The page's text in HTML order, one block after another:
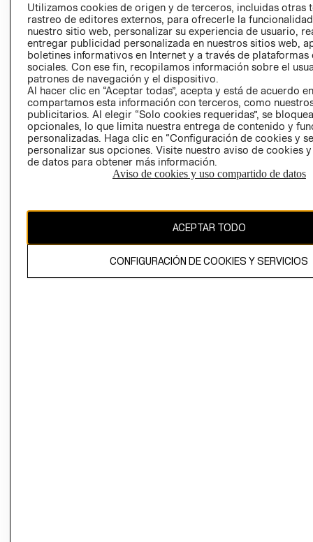
AVISO DE
PRIVACIDAD
GIFT CARD
AVISO DE
COOKIES
El contenido de esta página web está protegido por copyright y es
Utilizamos cookies de origen y de terceros, incluidas otras
rastreo de editores externos, para ofrecerle la
nuestro sitio web, personalizar su experiencia de usuario,
entregar publicidad personalizada en nuestros sitios web,
boletines informativos en Internet y a través de plataformas
sociales. Con ese fin, recopilamos información sobre el
patrones de navegación y el dispositivo.
Al hacer clic en “Aceptar todas”, acepta y está de acuerdo
compartamos esta información con terceros, como
publicitarios. Al elegir “Solo cookies requeridas”, se
opcionales, lo que limita nuestra entrega de contenido y
personalizadas. Haga clic en “Configuración de cookies y
personalizar sus opciones. Visite nuestro aviso de cookies
de datos para obtener más información.
Aviso de cookies y uso compartido de datos
ACEPTAR TODO
CONFIGURACIÓN DE COOKIES Y SERVICIOS